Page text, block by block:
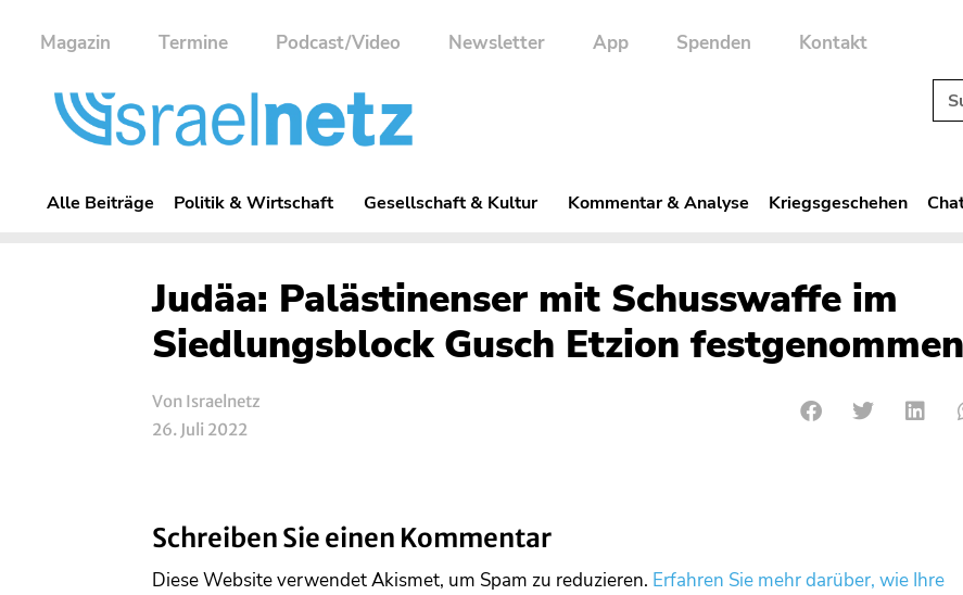
Magazin Termine Podcast/Video Newsletter App Spenden Kontakt
Alle Beiträge Politik & Wirtschaft Gesellschaft & Kultur Kommentar & Analyse Kriegsgeschehen
Judäa: Palästinenser mit Schusswaffe im
Siedlungsblock Gusch Etzion festgenommen
Von Israelnetz
26. Juli 2022
Schreiben Sie einen Kommentar
Diese Website verwendet Akismet, um Spam zu reduzieren. Erfahren Sie mehr darüber, wie Ihre